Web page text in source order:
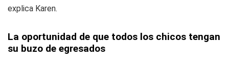
explica Karen.
La oportunidad de que todos los chicos tengan
su buzo de egresados